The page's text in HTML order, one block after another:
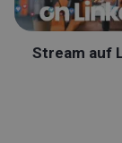
Stream auf